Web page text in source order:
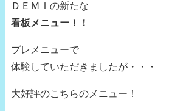
ＤＥＭＩの新たな
看板メニュー！！
プレメニューで
体験していただきましたが・・・
大好評のこちらのメニュー！